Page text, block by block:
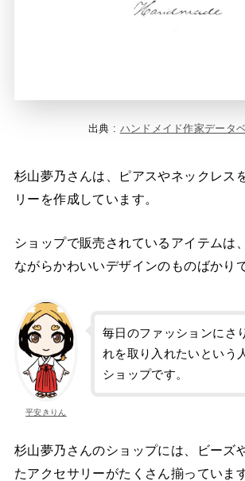
出典 : ハンドメイド作家データ
杉山夢乃さんは、ピアスやネックレス
リーを作成しています。
ショップで販売されているアイテムは
ながらかわいいデザインのものばかり
平安きりん
毎日のファッションにさ
れを取り入れたいという
ショップです。
杉山夢乃さんのショップには、ビーズ
たアクセサリーがたくさん揃っています